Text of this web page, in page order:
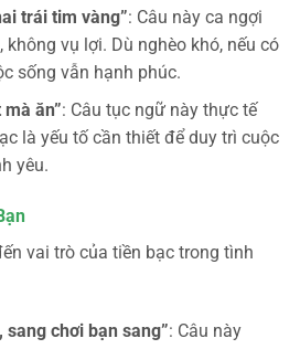
trái tim vàng”: Câu này ca ngợi
vụ lợi. Dù nghèo khó, nếu có
sống vẫn hạnh phúc.
ăn”: Câu tục ngữ này thực tế
là yếu tố cần thiết để duy trì cuộc
yêu.
vai trò của tiền bạc trong tình
sang chơi bạn sang”: Câu này